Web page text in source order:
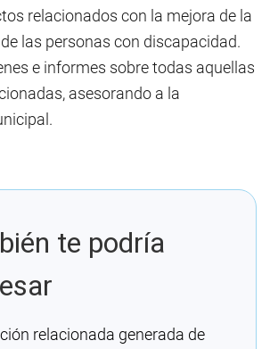
relacionados con la mejora de la
las personas con discapacidad.
e informes sobre todas aquellas
asesorando a la
te podría
relacionada generada de